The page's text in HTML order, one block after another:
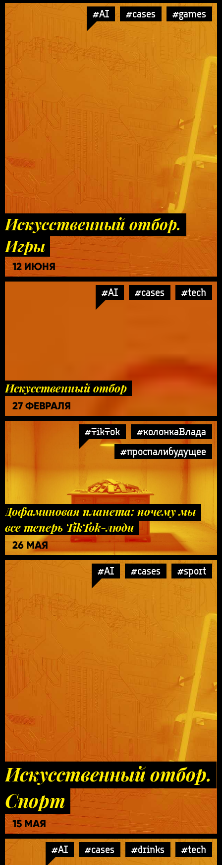
#AI #cases #games
Искусственный отбор.
Игры
12 ИЮНЯ
#AI #cases #tech
Искусственный отбор
27 ФЕВРАЛЯ
#TikTok
#колонкаВлада
#проспалибудущее
Дофаминовая планета: почему мы
все теперь TikTok-люди
26 МАЯ
#AI #cases #sport
Искусственный отбор.
Спорт
15 МАЯ
#AI #cases #drinks #tech